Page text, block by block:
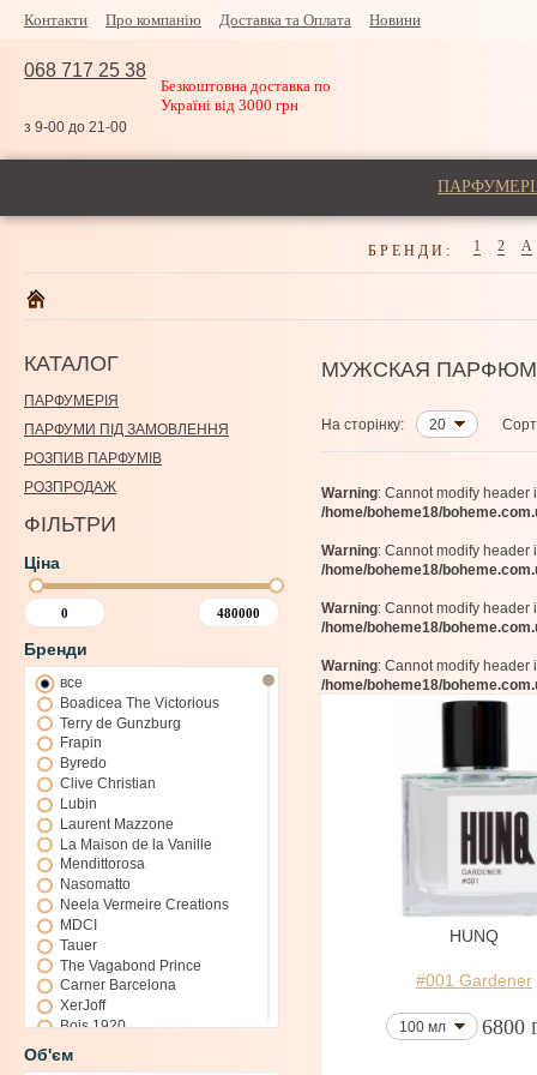
Контакти Про компанію Доставка та Оплата Новини
068 717 25 38
Безкоштовна доставка по
Україні від 3000 грн
з 9-00 до 21-00
БРЕНДИ: 1 2 A
КАТАЛОГ
ПАРФУМЕРІЯ
ПАРФУМИ ПІД ЗАМОВЛЕННЯ
РОЗПИВ ПАРФУМІВ
РОЗПРОДАЖ
ФІЛЬТРИ
Ціна
Бренди
все
Boadicea The Victorious
Terry de Gunzburg
Frapin
Byredo
Clive Christian
Lubin
Laurent Mazzone
La Maison de la Vanille
Mendittorosa
Nasomatto
Neela Vermeire Creations
MDCI
Tauer
The Vagabond Prince
Carner Barcelona
XerJoff
Bois 1920
La Martina
Об'єм
МУЖСКАЯ
На сторінку: 20
Warning: Cannot modify header
/home/boheme18/
Warning: Cannot modify header
/home/boheme18/
Warning: Cannot modify header
/home/boheme18/
Warning: Cannot modify header
/home/boheme18/
HUNQ
#001 Gardener
100 мл 6800